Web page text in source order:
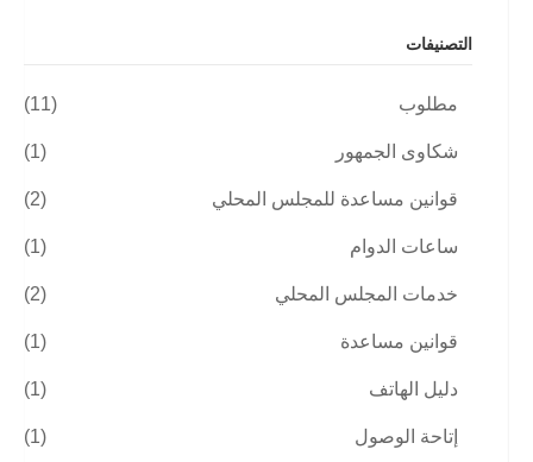
التصنيفات
مطلوب (11)
شكاوى الجمهور (1)
قوانين مساعدة للمجلس المحلي (2)
ساعات الدوام (1)
خدمات المجلس المحلي (2)
قوانين مساعدة (1)
دليل الهاتف (1)
إتاحة الوصول (1)